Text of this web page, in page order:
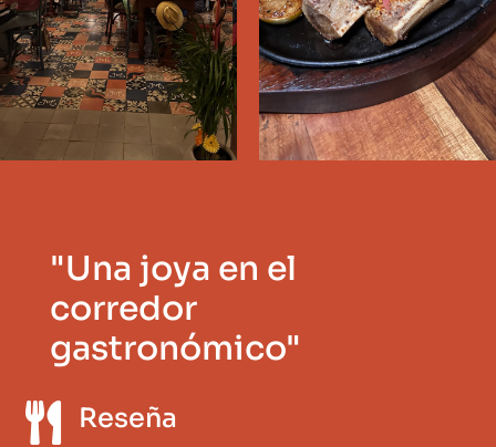
"Una joya en el
corredor
gastronómico"
 Reseña